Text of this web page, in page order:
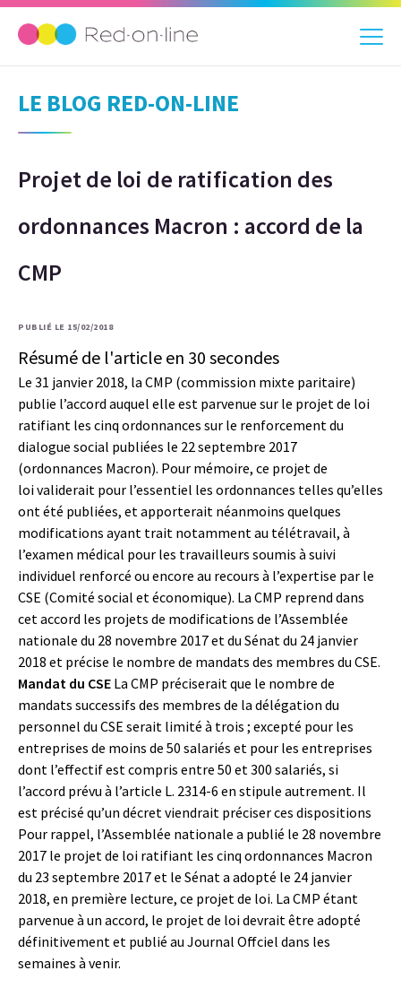
LE BLOG RED-ON-LINE
Projet de loi de ratification des
ordonnances Macron : accord de la
CMP
PUBLIÉ LE 15/02/2018
Résumé de l'article en 30 secondes
Le 31 janvier 2018, la CMP (commission mixte paritaire)
publie l’accord auquel elle est parvenue sur le projet de loi
ratifiant les cinq ordonnances sur le renforcement du
dialogue social publiées le 22 septembre 2017
(ordonnances Macron). Pour mémoire, ce projet de
loi validerait pour l’essentiel les ordonnances telles qu’elles
ont été publiées, et apporterait néanmoins quelques
modifications ayant trait notamment au télétravail, à
l’examen médical pour les travailleurs soumis à suivi
individuel renforcé ou encore au recours à l’expertise par le
CSE (Comité social et économique). La CMP reprend dans
cet accord les projets de modifications de l’Assemblée
nationale du 28 novembre 2017 et du Sénat du 24 janvier
2018 et précise le nombre de mandats des membres du CSE.
Mandat du CSE La CMP préciserait que le nombre de
mandats successifs des membres de la délégation du
personnel du CSE serait limité à trois ; excepté pour les
entreprises de moins de 50 salariés et pour les entreprises
dont l’effectif est compris entre 50 et 300 salariés, si
l’accord prévu à l’article L. 2314-6 en stipule autrement. Il
est précisé qu’un décret viendrait préciser ces dispositions
Pour rappel, l’Assemblée nationale a publié le 28 novembre
2017 le projet de loi ratifiant les cinq ordonnances Macron
du 23 septembre 2017 et le Sénat a adopté le 24 janvier
2018, en première lecture, ce projet de loi. La CMP étant
parvenue à un accord, le projet de loi devrait être adopté
définitivement et publié au Journal Offciel dans les
semaines à venir.